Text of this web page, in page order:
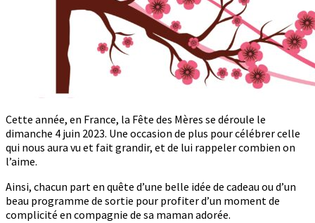
Cette année, en France, la Fête des Mères se déroule le
dimanche 4 juin 2023. Une occasion de plus pour célébrer celle
qui nous aura vu et fait grandir, et de lui rappeler combien on
l’aime.
Ainsi, chacun part en quête d’une belle idée de cadeau ou d’un
beau programme de sortie pour profiter d’un moment de
complicité en compagnie de sa maman adorée.